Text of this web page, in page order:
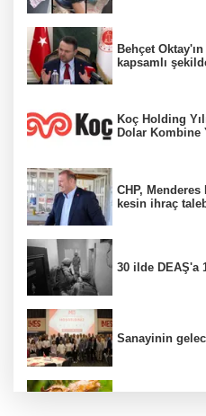
Behçet
kapsamlı
Koç Holding
Dolar Kombine
CHP,
kesin ihraç
30 ilde DEAŞ'a
Sanayinin